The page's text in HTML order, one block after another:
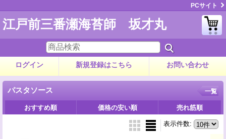
PCサイト
江戸前三番瀬海苔師 坂才丸
ログイン 新規登録はこちら お問い合わせ
パスタソース 一覧
おすすめ順 価格の安い順 売れ筋順
表示件数: